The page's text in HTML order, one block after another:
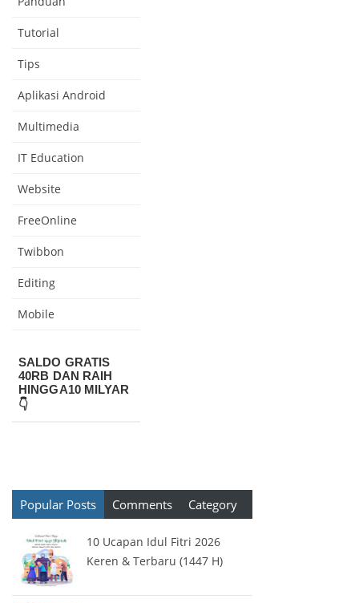
Tutorial
Tips
Aplikasi Android
Multimedia
IT Education
Website
FreeOnline
Twibbon
Editing
Mobile
SALDO GRATIS
40RB DAN RAIH
HINGGA10 MILYAR
👇
Popular Posts Comments Category
10 Ucapan Idul Fitri 2026
Keren & Terbaru (1447 H)